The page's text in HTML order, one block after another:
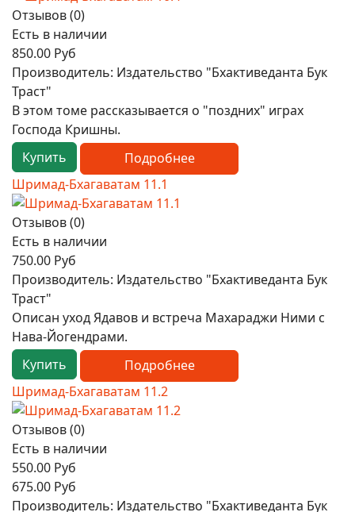
Отзывов (0)
Есть в наличии
850.00 Руб
Производитель: Издательство "Бхактиведанта Бук
Траст"
В этом томе рассказывается о "поздних" играх
Господа Кришны.
Купить
Подробнее
Шримад-Бхагаватам 11.1
Отзывов (0)
Есть в наличии
750.00 Руб
Производитель: Издательство "Бхактиведанта Бук
Траст"
Описан уход Ядавов и встреча Махараджи Ними с
Нава-Йогендрами.
Купить
Подробнее
Шримад-Бхагаватам 11.2
Отзывов (0)
Есть в наличии
550.00 Руб
675.00 Руб
Производитель: Издательство "Бхактиведанта Бук